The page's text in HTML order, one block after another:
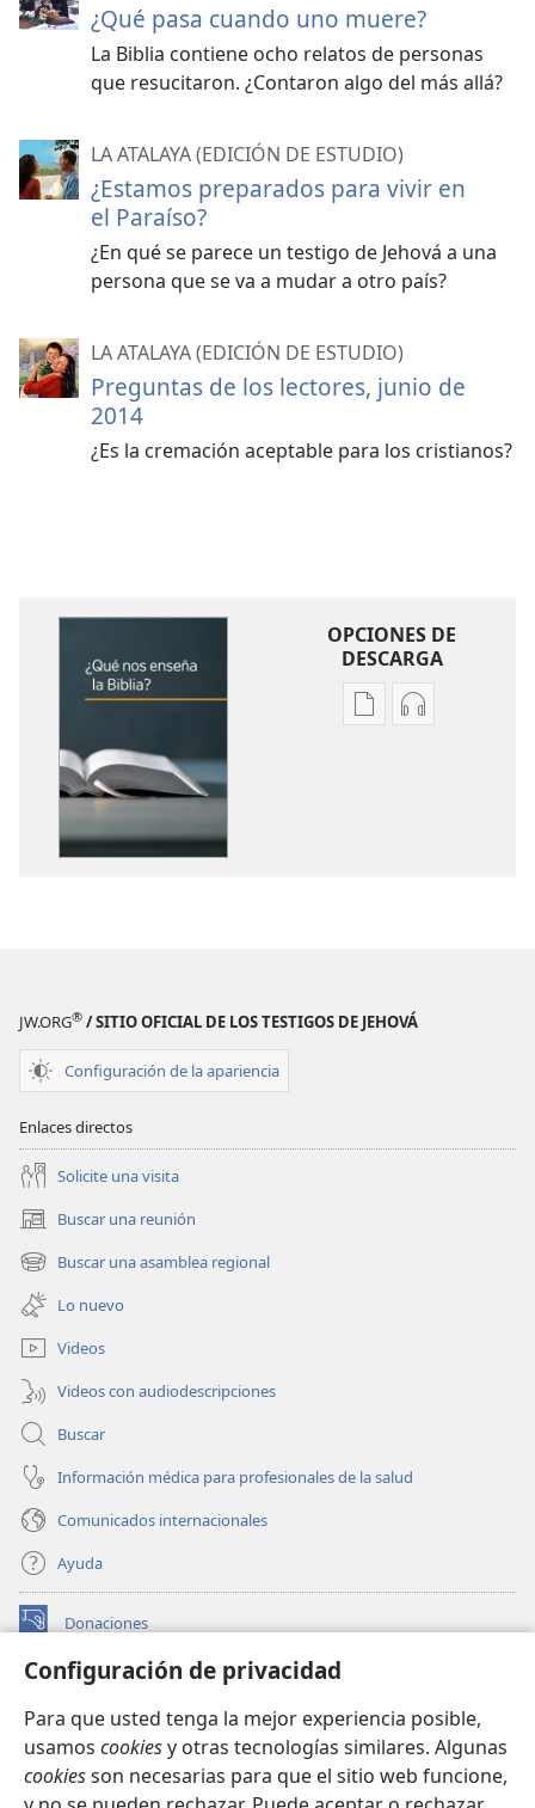
Configuración de privacidad
Para que usted tenga la mejor experiencia posible,
usamos cookiesy otras tecnologías similares. Algunas
cookiesson necesarias para que el sitio web funcione,
¿Qué pasa cuando uno muere?
La Biblia contiene ocho relatos de personas
que resucitaron. ¿Contaron algo del más allá?
LA ATALAYA (EDICIÓN DE ESTUDIO)
¿Estamos preparados para vivir en
el Paraíso?
¿En qué se parece un testigo de Jehová a una
persona que se va a mudar a otro país?
LA ATALAYA (EDICIÓN DE ESTUDIO)
Preguntas de los lectores, junio de
2014
¿Es la cremación aceptable para los cristianos?
OPCIONES DE
DESCARGA
OpcionesOpciones
JW.ORG® / SITIO OFICIAL DE LOS TESTIGOS DE JEHOVÁ
Configuración de la apariencia
Enlaces directos
Solicite una visita
Buscar una reunión
(abre
una
nueva
ventana)
Buscar una asamblea regional
(abre
una
nueva
ventana)
Lo nuevo
Videos
Videos con audiodescripciones
Buscar
Información médica para profesionales de la salud
Comunicados internacionales
Ayuda
Donaciones
(abre
nueva BIBLIOTECA EN LÍNEA Watchtower™
una
nueva
ventana)
JW Hub
(abre
una
nueva JW Library